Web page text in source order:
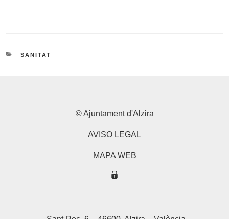
CATEGORIES
SANITAT
© Ajuntament d'Alzira
AVISO LEGAL
MAPA WEB